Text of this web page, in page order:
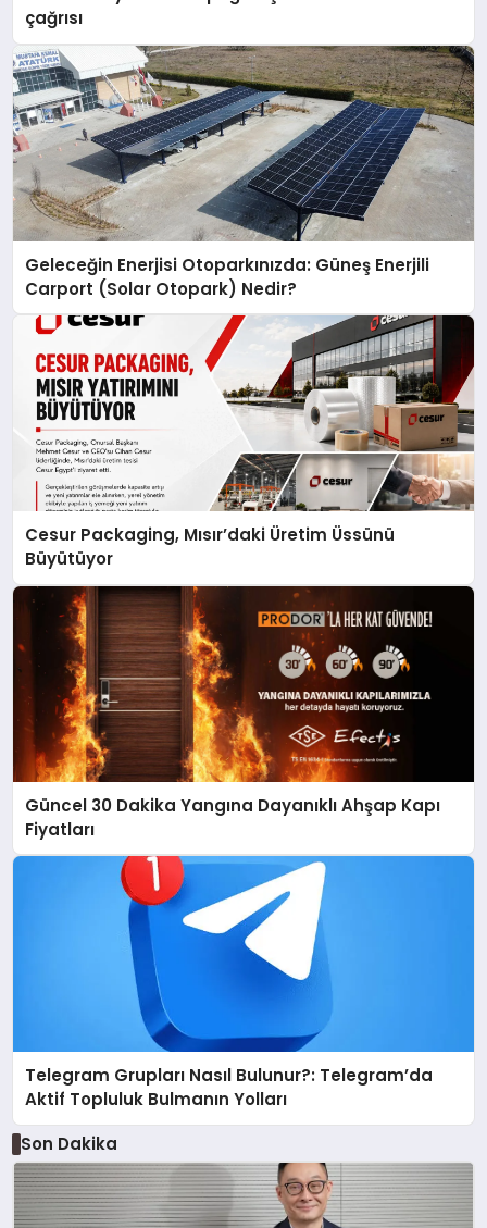
çağrısı
Geleceğin Enerjisi Otoparkınızda: Güneş Enerjili
Carport (Solar Otopark) Nedir?
Cesur Packaging, Mısır’daki Üretim Üssünü
Büyütüyor
Güncel 30 Dakika Yangına Dayanıklı Ahşap Kapı
Fiyatları
Telegram Grupları Nasıl Bulunur?: Telegram’da
Aktif Topluluk Bulmanın Yolları
Son Dakika